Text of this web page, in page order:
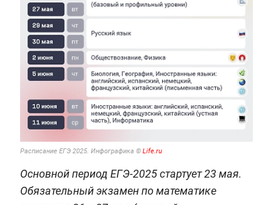
Расписание ЕГЭ 2025. Инфографика ©Life.ru
Основной период ЕГЭ-2025 стартует 23 мая.
Обязательный экзамен по математике